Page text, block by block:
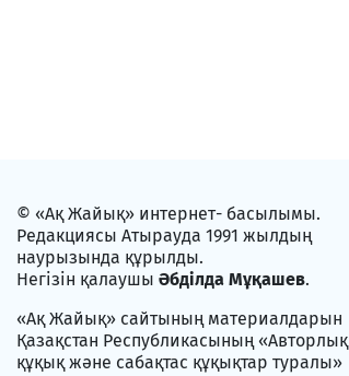
© «Ақ Жайық» интернет- басылымы.
Редакциясы Атырауда 1991 жылдың
наурызында құрылды.
Негізін қалаушы Әбділда Мұқашев.
«Ақ Жайық» сайтының материалдарын
Қазақстан Республикасының «Авторлық
құқық және сабақтас құқықтар туралы»